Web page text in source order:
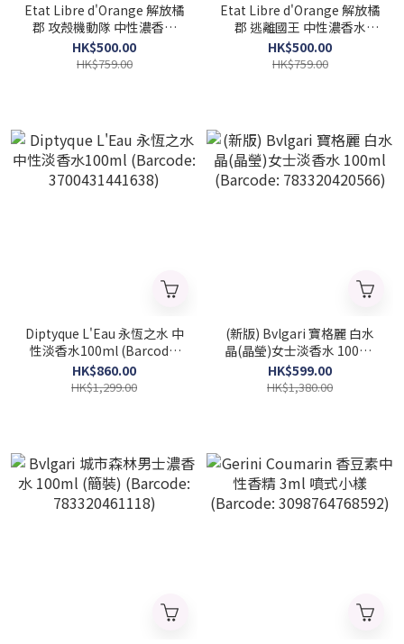
Etat Libre d'Orange 解放橘
郡 攻殼機動隊 中性濃香水
100ml (Barcode:
3760168592539)
HK$500.00
HK$759.00
Etat Libre d'Orange 解放橘
郡 逃離國王 中性濃香水
100ml (Barcode:
3760168591990)
HK$500.00
HK$759.00
Diptyque L'Eau 永恆之水 中
性淡香水100ml (Barcode:
3700431441638)
HK$860.00
HK$1,299.00
(新版) Bvlgari 寶格麗 白水
晶(晶瑩)女士淡香水 100ml
(Barcode: 783320420566)
HK$599.00
HK$1,380.00